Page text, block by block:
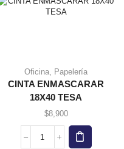
cantidad
Oficina, Papelería
CINTA ENMASCARAR
18X40 TESA
$8,900
CINTA